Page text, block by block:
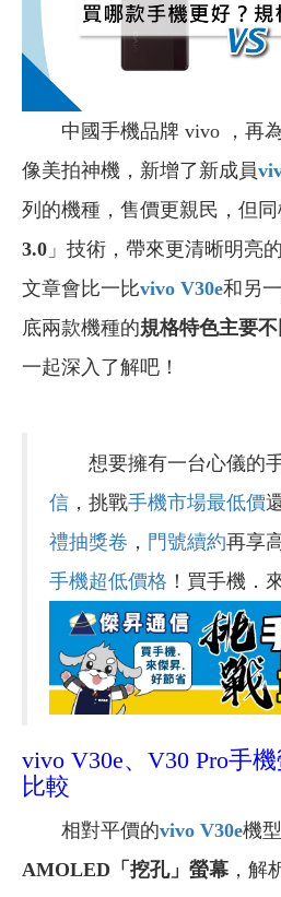
中國手機品牌 vivo ，再
像美拍神機，新增了新成員
列的機種，售價更親民，但同
3.0 」技術，帶來更清晰明亮
文章會比一比vivo V30e和另
底兩款機種的規格特色主要
一起深入了解吧！
想要擁有一台心儀的手
信 ，挑戰手機市場最低價
禮抽獎卷 ， 門號續約再享
手機超低價格 ！買手機．
vivo V30e、V30 Pro手
比較
相對平價的vivo V30e機
AMOLED「挖孔」螢幕 ，解